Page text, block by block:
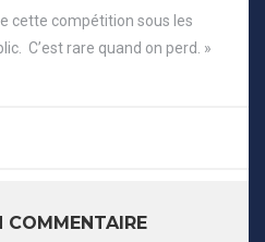
cette compétition sous les
C’est rare quand on perd. »
COMMENTAIRE